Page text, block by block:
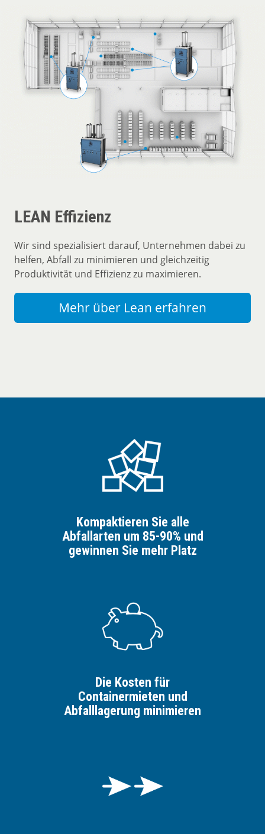
LEAN Effizienz
Wir sind spezialisiert darauf, Unternehmen dabei zu
helfen, Abfall zu minimieren und gleichzeitig
Produktivität und Effizienz zu maximieren.
Mehr über Lean erfahren
Kompaktieren Sie alle
Abfallarten um 85-90% und
gewinnen Sie mehr Platz
Die Kosten für
Containermieten und
Abfalllagerung minimieren